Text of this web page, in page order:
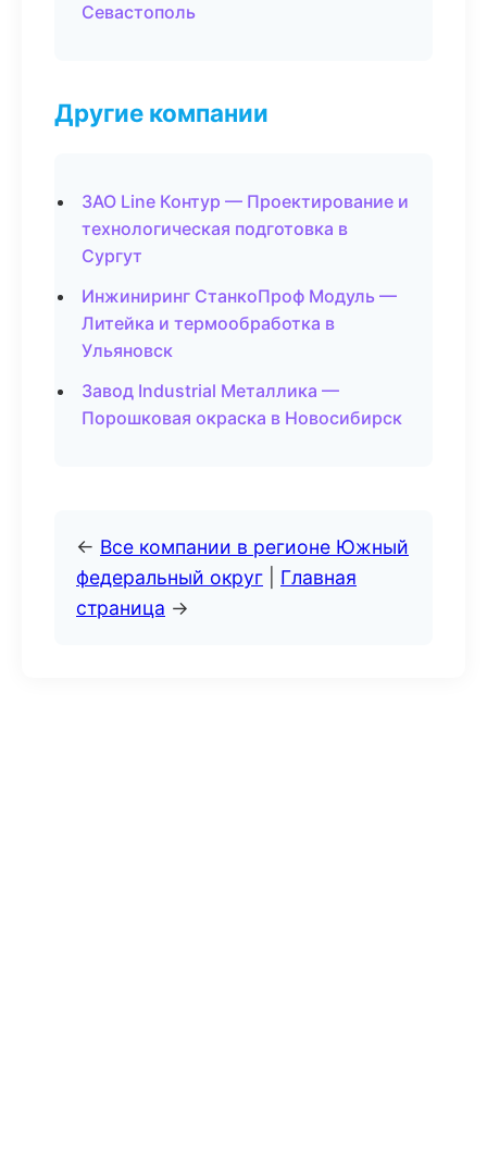
Севастополь
Другие компании
ЗАО Line Контур — Проектирование и
технологическая подготовка в
Сургут
Инжиниринг СтанкоПроф Модуль —
Литейка и термообработка в
Ульяновск
Завод Industrial Металлика —
Порошковая окраска в Новосибирск
← Все компании в регионе Южный
федеральный округ
Главная
страница →